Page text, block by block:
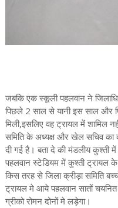
जबकि एक स्कूली पहलवान ने
पिछले 2 साल से यानी इस साल और
मिली,इसलिए वह ट्रायल में शामिल
समिति के अध्यक्ष और खेल सचिव का
दी गई है। बता दे की मंडलीय कुश्ती
पहलवान स्टेडियम में कुश्ती ट्रायल
किस तरह से जिला क्रीड़ा समिति
ट्रायल मे आये पहलवान सातों
ग्रीको रोमन दोनों मे लड़ेगा।